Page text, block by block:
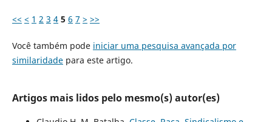
<< < 1 2 3 4 5 6 7 > >>
Você também pode iniciar uma pesquisa avançada por
similaridadepara este artigo.
Artigos mais lidos pelo mesmo(s) autor(es)